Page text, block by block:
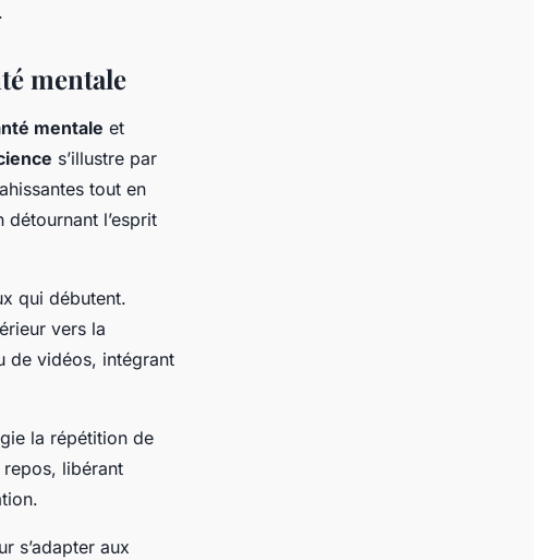
mentale
mentale et
s’illustre par
tout en
l’esprit
qui débutent.
vers la
de vidéos, intégrant
la répétition de
libérant
s’adapter aux